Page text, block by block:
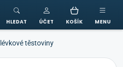
HLEDAT ÚČET KOŠÍK MENU
těstoviny